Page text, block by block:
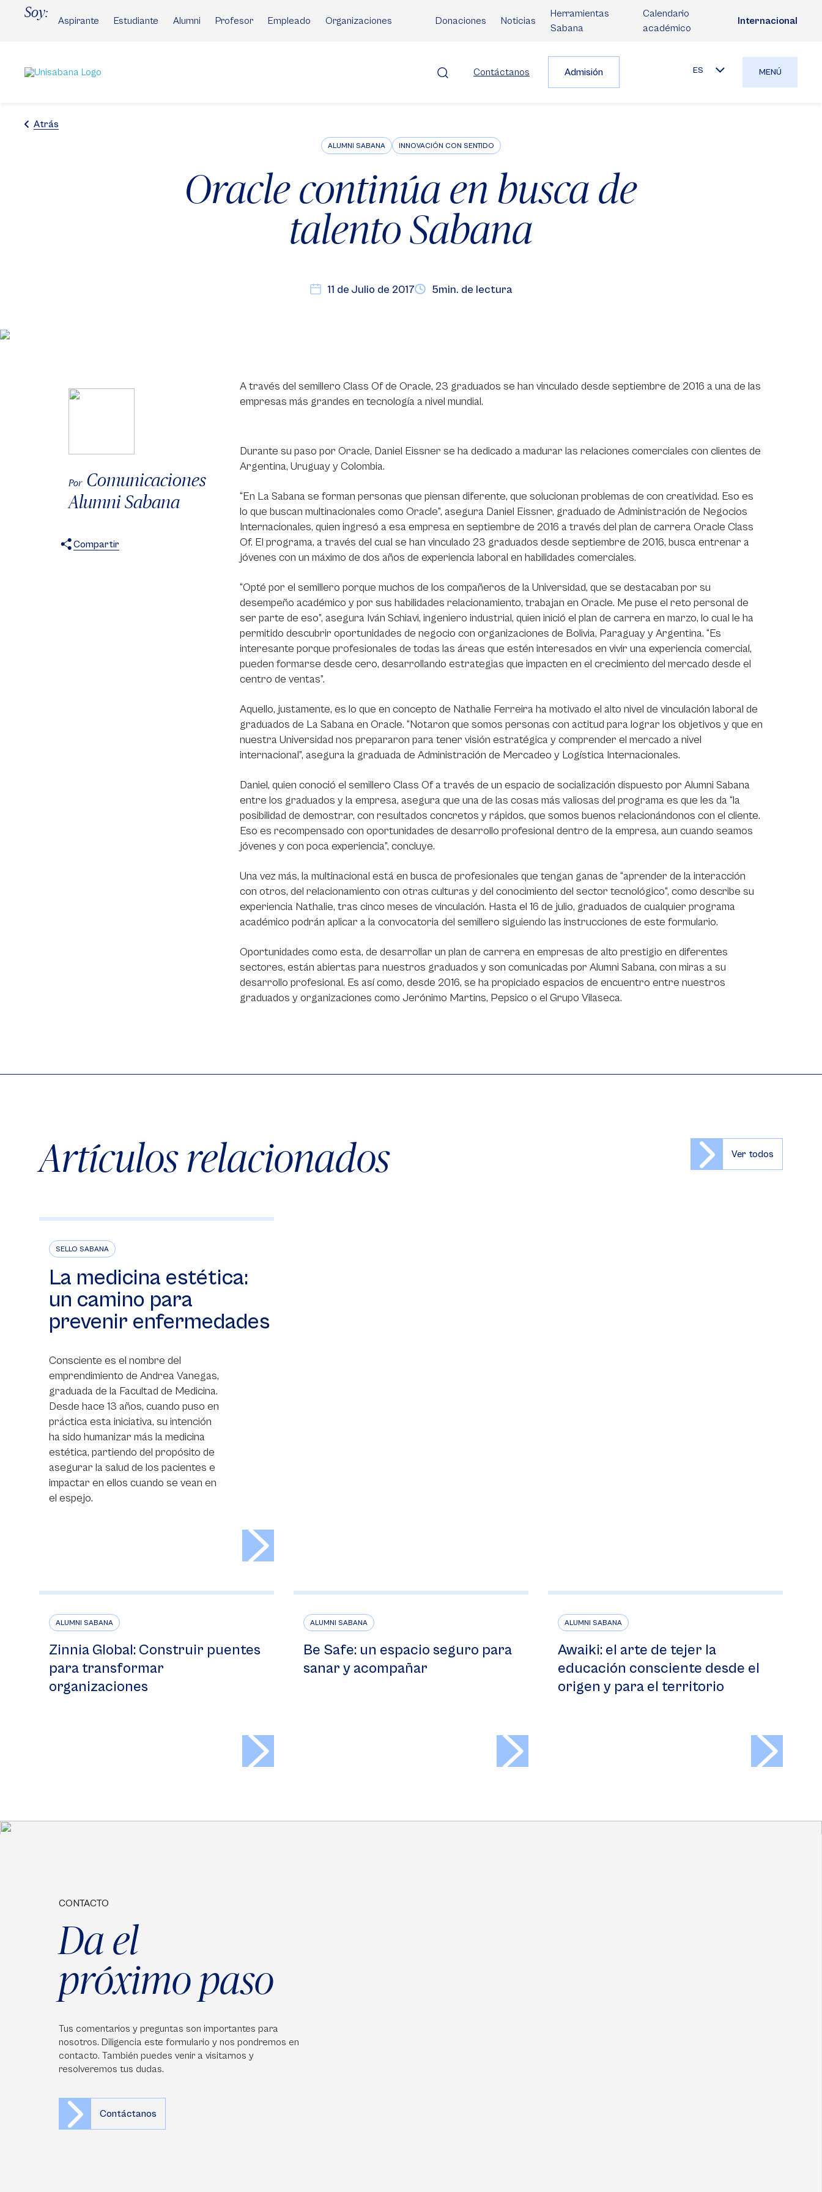
Soy:
Aspirante Estudiante Alumni Profesor Empleado Organizaciones Donaciones Noticias
Herramientas
Sabana
Calendario
académico
Internacional
Contáctanos Admisión ES MENÚ
Atrás
ALUMNI SABANA INNOVACIÓN CON SENTIDO
Oracle continúa en busca de
talento Sabana
11 de Julio de 2017 5min. de lectura
Por Comunicaciones
Alumni Sabana
Compartir
A través del semillero Class Of de Oracle, 23 graduados se han vinculado desde septiembre de 2016 a una de las
empresas más grandes en tecnología a nivel mundial.
Durante su paso por Oracle, Daniel Eissner se ha dedicado a madurar las relaciones comerciales con clientes de
Argentina, Uruguay y Colombia.
“En La Sabana se forman personas que piensan diferente, que solucionan problemas de con creatividad. Eso es
lo que buscan multinacionales como Oracle”, asegura Daniel Eissner, graduado de Administración de Negocios
Internacionales, quien ingresó a esa empresa en septiembre de 2016 a través del plan de carrera Oracle Class
Of. El programa, a través del cual se han vinculado 23 graduados desde septiembre de 2016, busca entrenar a
jóvenes con un máximo de dos años de experiencia laboral en habilidades comerciales.
“Opté por el semillero porque muchos de los compañeros de la Universidad, que se destacaban por su
desempeño académico y por sus habilidades relacionamiento, trabajan en Oracle. Me puse el reto personal de
ser parte de eso”, asegura Iván Schiavi, ingeniero industrial, quien inició el plan de carrera en marzo, lo cual le ha
permitido descubrir oportunidades de negocio con organizaciones de Bolivia, Paraguay y Argentina. “Es
interesante porque profesionales de todas las áreas que estén interesados en vivir una experiencia comercial,
pueden formarse desde cero, desarrollando estrategias que impacten en el crecimiento del mercado desde el
centro de ventas”.
Aquello, justamente, es lo que en concepto de Nathalie Ferreira ha motivado el alto nivel de vinculación laboral de
graduados de La Sabana en Oracle. “Notaron que somos personas con actitud para lograr los objetivos y que en
nuestra Universidad nos prepararon para tener visión estratégica y comprender el mercado a nivel
internacional”, asegura la graduada de Administración de Mercadeo y Logística Internacionales.
Daniel, quien conoció el semillero Class Of a través de un espacio de socialización dispuesto por Alumni Sabana
entre los graduados y la empresa, asegura que una de las cosas más valiosas del programa es que les da “la
posibilidad de demostrar, con resultados concretos y rápidos, que somos buenos relacionándonos con el cliente.
Eso es recompensado con oportunidades de desarrollo profesional dentro de la empresa, aun cuando seamos
jóvenes y con poca experiencia”, concluye.
Una vez más, la multinacional está en busca de profesionales que tengan ganas de “aprender de la interacción
con otros, del relacionamiento con otras culturas y del conocimiento del sector tecnológico”, como describe su
experiencia Nathalie, tras cinco meses de vinculación. Hasta el 16 de julio, graduados de cualquier programa
académico podrán aplicar a la convocatoria del semillero siguiendo las instrucciones de este formulario.
Oportunidades como esta, de desarrollar un plan de carrera en empresas de alto prestigio en diferentes
sectores, están abiertas para nuestros graduados y son comunicadas por Alumni Sabana, con miras a su
desarrollo profesional. Es así como, desde 2016, se ha propiciado espacios de encuentro entre nuestros
graduados y organizaciones como Jerónimo Martins, Pepsico o el Grupo Vilaseca.
Artículos relacionados Ver todos
SELLO SABANA
La medicina estética:
un camino para
prevenir enfermedades
Consciente es el nombre del
emprendimiento de Andrea Vanegas,
graduada de la Facultad de Medicina.
Desde hace 13 años, cuando puso en
práctica esta iniciativa, su intención
ha sido humanizar más la medicina
estética, partiendo del propósito de
asegurar la salud de los pacientes e
impactar en ellos cuando se vean en
el espejo.
ALUMNI SABANA
Zinnia Global: Construir puentes
para transformar
organizaciones
ALUMNI SABANA
Be Safe: un espacio seguro para
sanar y acompañar
ALUMNI SABANA
Awaiki: el arte de tejer la
educación consciente desde el
origen y para el territorio
CONTACTO
Da el
próximo paso
Tus comentarios y preguntas son importantes para
nosotros. Diligencia este formulario y nos pondremos en
contacto. También puedes venir a visitarnos y
resolveremos tus dudas.
Contáctanos